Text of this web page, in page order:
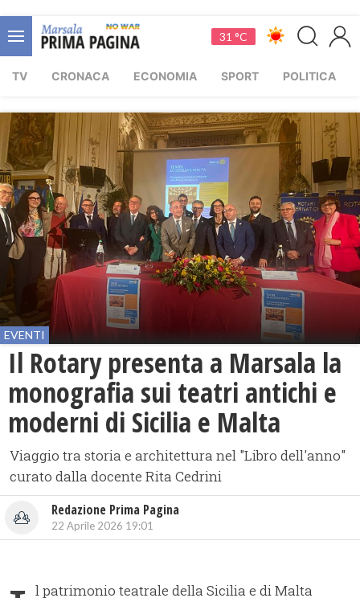
31 °C
TV CRONACA ECONOMIA SPORT POLITICA
EVENTI
Il Rotary presenta a Marsala la
monografia sui teatri antichi e
moderni di Sicilia e Malta
Viaggio tra storia e architettura nel "Libro dell'anno"
curato dalla docente Rita Cedrini
Redazione Prima Pagina
22 Aprile 2026 19:01
l patrimonio teatrale della Sicilia e di Malta